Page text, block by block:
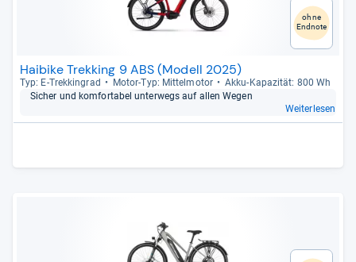
ohne
Endnote
Haibike Trekking 9 ABS (Modell 2025)
Typ: E-​Trek­kin­grad Motor-​Typ: Mit­tel­mo­tor
Akku-​Kapa­zi­tät: 800 Wh
Sicher und kom­for­ta­bel unter­wegs auf allen Wegen
Weiterlesen